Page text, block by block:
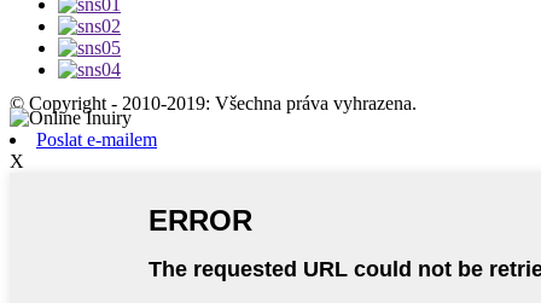
© Copyright - 2010-2019: Všechna práva vyhrazena.
Poslat e-mailem
X